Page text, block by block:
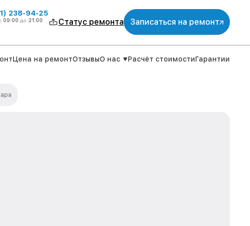
238-94-25
09:00 до 21:00 Статус ремонта Записаться на ремонт
Цена на ремонтОтзывыО нас Расчёт стоимостиГарантии